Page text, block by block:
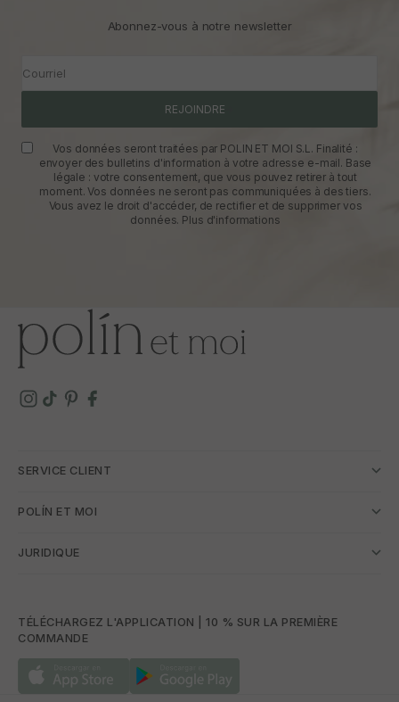
Abonnez-vous à notre newsletter
Courriel
REJOINDRE
Vos données seront traitées par POLIN ET MOI S.L. Finalité :
envoyer des bulletins d'information à votre adresse e-mail. Base
légale : votre consentement, que vous pouvez retirer à tout
moment. Vos données ne seront pas communiquées à des tiers.
Vous avez le droit d'accéder, de rectifier et de supprimer vos
données. Plus d'informations
SERVICE CLIENT
POLÍN ET MOI
JURIDIQUE
TÉLÉCHARGEZ L'APPLICATION | 10 % SUR LA PREMIÈRE
COMMANDE